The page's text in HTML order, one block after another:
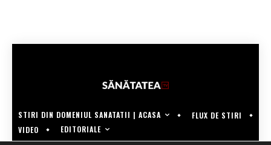
STIRI DIN DOMENIUL SANATATII | ACASA
FLUX DE STIRI
VIDEO
EDITORIALE